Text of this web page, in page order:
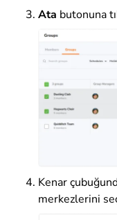
Ata butonuna
Kenar
merkezlerini